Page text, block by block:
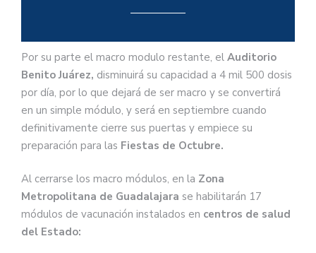
Por su parte el macro modulo restante, el Auditorio
Benito Juárez, disminuirá su capacidad a 4 mil 500 dosis
por día, por lo que dejará de ser macro y se convertirá
en un simple módulo, y será en septiembre cuando
definitivamente cierre sus puertas y empiece su
preparación para las Fiestas de Octubre.
Al cerrarse los macro módulos, en la Zona
Metropolitana de Guadalajara se habilitarán 17
módulos de vacunación instalados en centros de salud
del Estado: